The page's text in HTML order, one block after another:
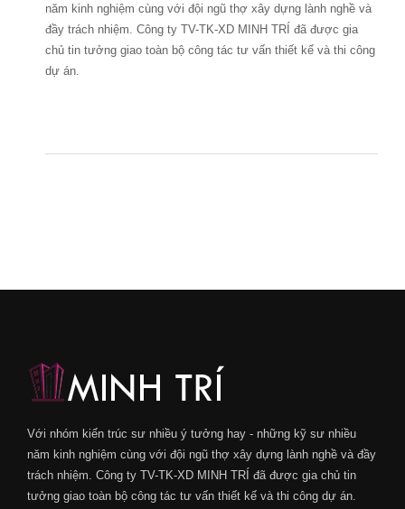
năm kinh nghiệm cùng với đội ngũ thợ xây dựng lành nghề và
đầy trách nhiệm. Công ty TV-TK-XD MINH TRÍ đã được gia
chủ tin tưởng giao toàn bộ công tác tư vấn thiết kế và thi công
dự án.
Với nhóm kiến trúc sư nhiều ý tưởng hay - những kỹ sư nhiều
năm kinh nghiệm cùng với đội ngũ thợ xây dựng lành nghề và đầy
trách nhiệm. Công ty TV-TK-XD MINH TRÍ đã được gia chủ tin
tưởng giao toàn bộ công tác tư vấn thiết kế và thi công dự án.